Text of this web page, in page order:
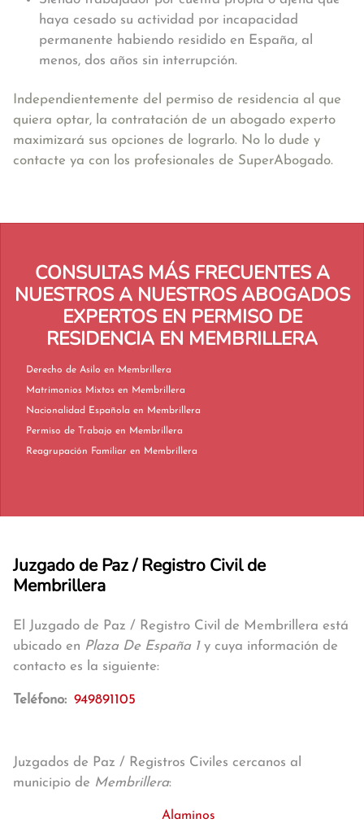
haya cesado su actividad por incapacidad
permanente habiendo residido en España, al
menos, dos años sin interrupción.
Independientemente del permiso de residencia al que
quiera optar, la contratación de un abogado experto
maximizará sus opciones de lograrlo. No lo dude y
contacte ya con los profesionales de SuperAbogado.
CONSULTAS MÁS FRECUENTES A
NUESTROS A NUESTROS ABOGADOS
EXPERTOS EN PERMISO DE
RESIDENCIA EN MEMBRILLERA
Derecho de Asilo en Membrillera
Matrimonios Mixtos en Membrillera
Nacionalidad Española en Membrillera
Permiso de Trabajo en Membrillera
Reagrupación Familiar en Membrillera
Juzgado de Paz / Registro Civil de
Membrillera
El Juzgado de Paz / Registro Civil de Membrillera está
ubicado en Plaza De España 1y cuya información de
contacto es la siguiente:
Teléfono: 949891105
Juzgados de Paz / Registros Civiles cercanos al
municipio de Membrillera:
Alaminos